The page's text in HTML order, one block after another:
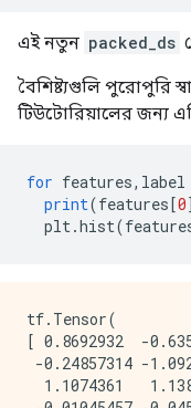
এই নতুন packed_ds
বৈশিষ্ট্যগুলি পুরোপুরি
টিউটোরিয়ালের জন্য
for features, label
print(features[0
plt.hist(
tf.Tensor(
[ 0.8692932  -
-0.24857314 -
1.1074361